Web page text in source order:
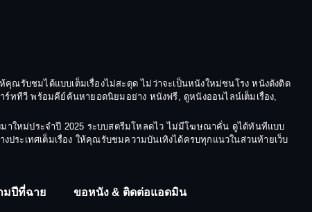
ณรับชมได้แบบเต็มเรื่องไม่สะดุด ไม่ว่าจะเป็นหนังใหม่ชนโรง หนังดังติด
ททีวี พร้อมคีย์ค้นหายอดนิยมอย่าง หนังฟรี, ดูหนังออนไลน์เต็มเรื่อง,
าใหม่ประจำปี 2025 ระบบสตรีมโหลดไว ไม่มีโฆษณาคั่น ดูได้ทันทีแบบ
ระเทศเต็มเรื่อง ให้คุณรับชมความบันเทิงได้ครบทุกแนวในส่วนท้ายเว็บ
มปีที่ฉาย ขอหนัง & ติดต่อแอดมิน